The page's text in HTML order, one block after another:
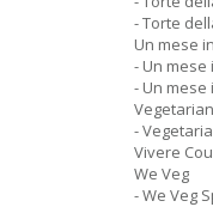
- Torte
Un mese
- Un mese
- Un
Vegetarian
-
Vivere
We Veg
- We Veg